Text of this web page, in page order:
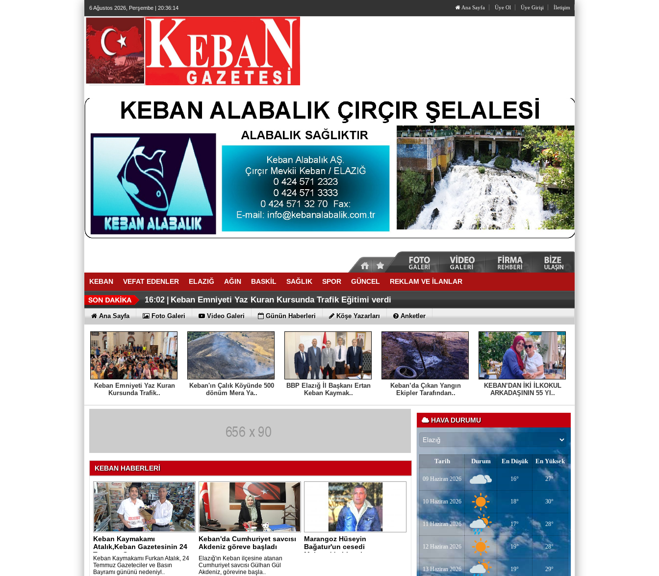
6 Ağustos 2026, Perşembe | 20:36:16 Ana Sayfa Üye Ol Üye Girişi İletişim
KEBAN VEFAT EDENLER ELAZIĞ AĞIN BASKİL SAĞLIK SPOR GÜNCEL REKLAM VE İLANLAR
16:27 |ELAZIĞ İHRACATTA TARİH YAZDI
16:02 | Keban Emniyeti Yaz Kuran Kursunda Trafik Eğitimi verdi
10:14 |Keban'ın Çalık Köyünde 500 dönüm Mera Yandı
Ana Sayfa Foto Galeri Video Galeri Günün Haberleri Köşe Yazarları Anketler
Keban Emniyeti Yaz Kuran
Kursunda Trafik..
Keban'ın Çalık Köyünde 500
dönüm Mera Ya..
BBP Elazığ İl Başkanı Ertan
Keban Kaymak..
Keban’da Çıkan Yangın
Ekipler Tarafından..
KEBAN’DAN İKİ İLKOKUL
ARKADAŞININ 55 YI..
HAVA DURUMU
Tarih Durum En Düşük En Yüksek
09 Haziran 2026 16° 27°
10 Haziran 2026 18° 30°
11 Haziran 2026 17° 28°
12 Haziran 2026 19° 28°
13 Haziran 2026 19° 29°
KEBAN HABERLERİ
Keban Kaymakamı
Atalık,Keban Gazetesinin 24
Temmuz Gazetec..
Keban Kaymakamı Furkan Atalık, 24
Temmuz Gazeteciler ve Basın
Bayramı gününü nedeniyl..
Keban'da Cumhuriyet savcısı
Akdeniz göreve başladı
Elazığ'ın Keban ilçesine atanan
Cumhuriyet savcısı Gülhan Gül
Akdeniz, görevine başla..
Marangoz Hüseyin
Bağatur'un cesedi
Malatya'da bir evin teme..